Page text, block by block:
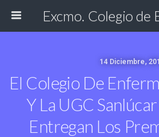
14 Diciembre,
El Colegio De
Y La UGC
Entregan Los